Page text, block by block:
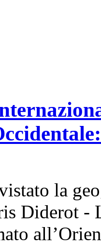
la
Diderot -